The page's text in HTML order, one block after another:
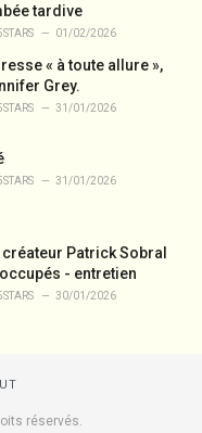
tardive
01/02/2026
« à toute allure »,
Grey.
31/01/2026
31/01/2026
Patrick Sobral
- entretien
30/01/2026
réservés.